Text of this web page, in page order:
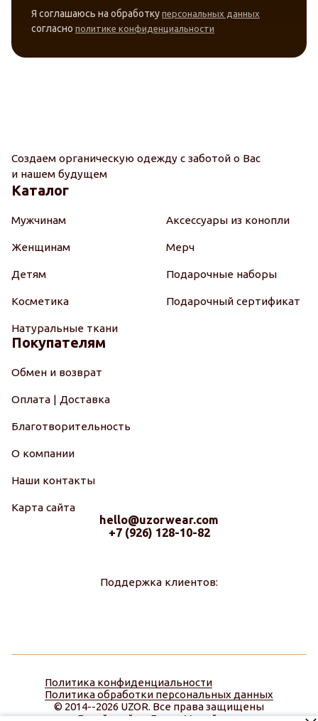
Я соглашаюсь на обработку персональных данных
согласно политике конфиденциальности
Создаем органическую одежду с заботой о Вас
и нашем будущем
Каталог
Мужчинам
Женщинам
Детям
Косметика
Натуральные ткани
Аксессуары из конопли
Мерч
Подарочные наборы
Подарочный сертификат
Покупателям
Обмен и возврат
Оплата | Доставка
Благотворительность
О компании
Наши контакты
Карта сайта
hello@uzorwear.com
+7 (926) 128-10-82
Поддержка клиентов:
Политика конфиденциальности
Политика обработки персональных данных
© 2014--2026 UZOR. Все права защищены